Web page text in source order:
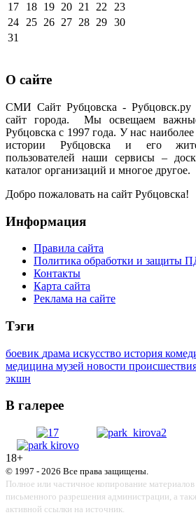
17
18 19 20 21 22
23
24
25 26 27 28 29 30
31
О сайте
СМИ Сайт Рубцовска -
сайт города. Мы освещаем
Рубцовска с 1997 года. У нас
истории Рубцовска и его
пользователей наши сервисы –
каталог организаций и многое другое.
Добро пожаловать на сайт Рубцовска!
Информация
Правила сайта
Политика обработки и защиты
Контакты
Карта сайта
Реклама на сайте
Тэги
боевик драма искусство история
медицина музей новости
экшн
В галерее
18+
© 1997 - 2026 Все права защищены.
Полное или частичное копирование
письменного разрешения администрации, а
активной ссылки на источник.